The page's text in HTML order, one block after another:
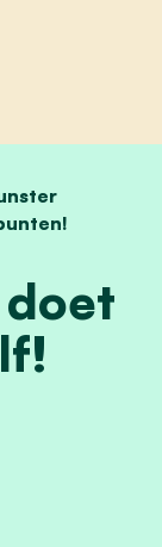
doet het